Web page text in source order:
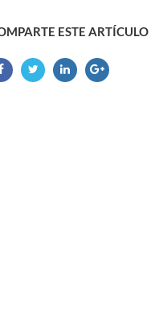
ESTE ARTÍCULO